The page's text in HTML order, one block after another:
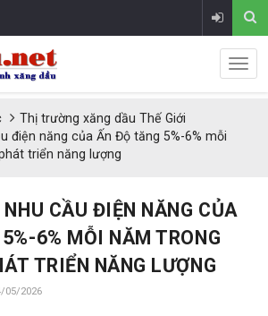
Thị trường xăng dầu Thế Giới
điện năng của Ấn Độ tăng 5%-6% mỗi
triển năng lượng
CẦU ĐIỆN NĂNG CỦA
6% MỖI NĂM TRONG
TRIỂN NĂNG LƯỢNG
05/2026